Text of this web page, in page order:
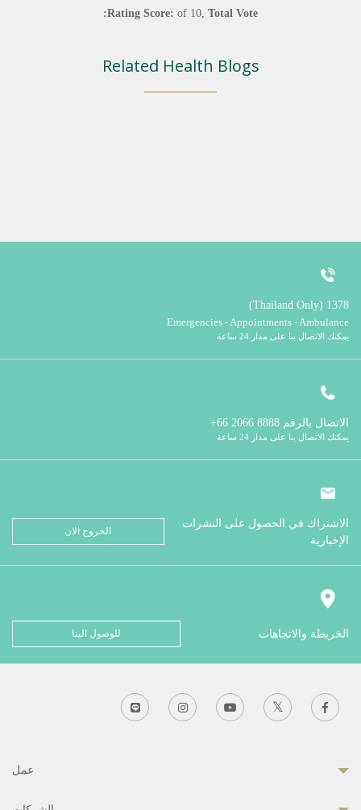
Rating Score: of 10, Total Vote:
Related Health Blogs
1378 (Thailand Only)
Emergencies - Appointments - Ambulance
يمكنك الاتصال بنا على مدار 24 ساعة
الاتصال بالرقم
يمكنك الاتصال بنا على مدار 24 ساعة
الاشتراك في الحصول على النشرات
الإخبارية
الخروج الان
الخريطة والاتجاهات للوصول الينا
عمل